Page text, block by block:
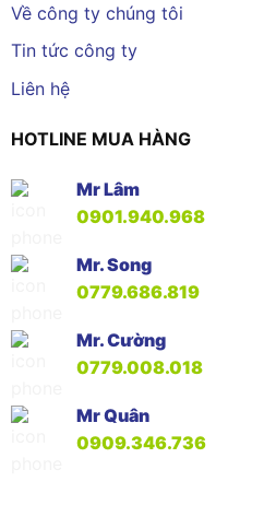
Về công ty chúng tôi
Tin tức công ty
Liên hệ
HOTLINE MUA HÀNG
Mr Lâm
0901.940.968
Mr. Song
0779.686.819
Mr. Cường
0779.008.018
Mr Quân
0909.346.736